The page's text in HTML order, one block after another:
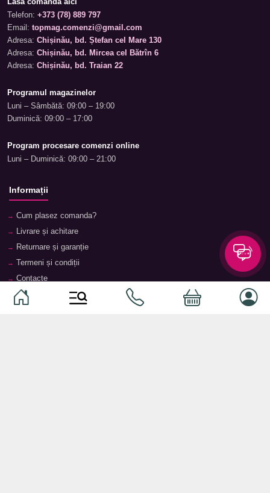
Telefon: +373 (78) 889 797
Email: topmag.comenzi@gmail.com
Adresa: Chișinău, bd. Ștefan cel Mare 130
Adresa: Chișinău, bd. Mircea cel Bătrîn 6
Adresa: Chișinău, bd. Traian 22
Programul magazinelor
Luni – Sâmbătă: 09:00 – 19:00
Duminică: 09:00 – 17:00
Program procesare comenzi online
Luni – Duminică: 09:00 – 21:00
Informații
Cum plasez comanda?
Livrare și achitare
Returnare și garanție
Termeni și condiții
Contacte
Magazine